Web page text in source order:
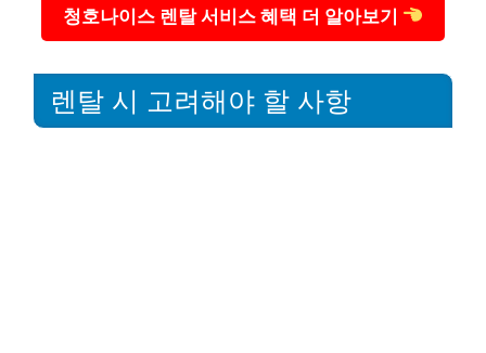
청호나이스 렌탈 서비스 혜택 더 알아보기
렌탈 시 고려해야 할 사항